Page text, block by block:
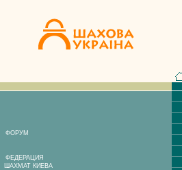
ФОРУМ
ФЕДЕРАЦИЯ
ШАХМАТ КИЕВА